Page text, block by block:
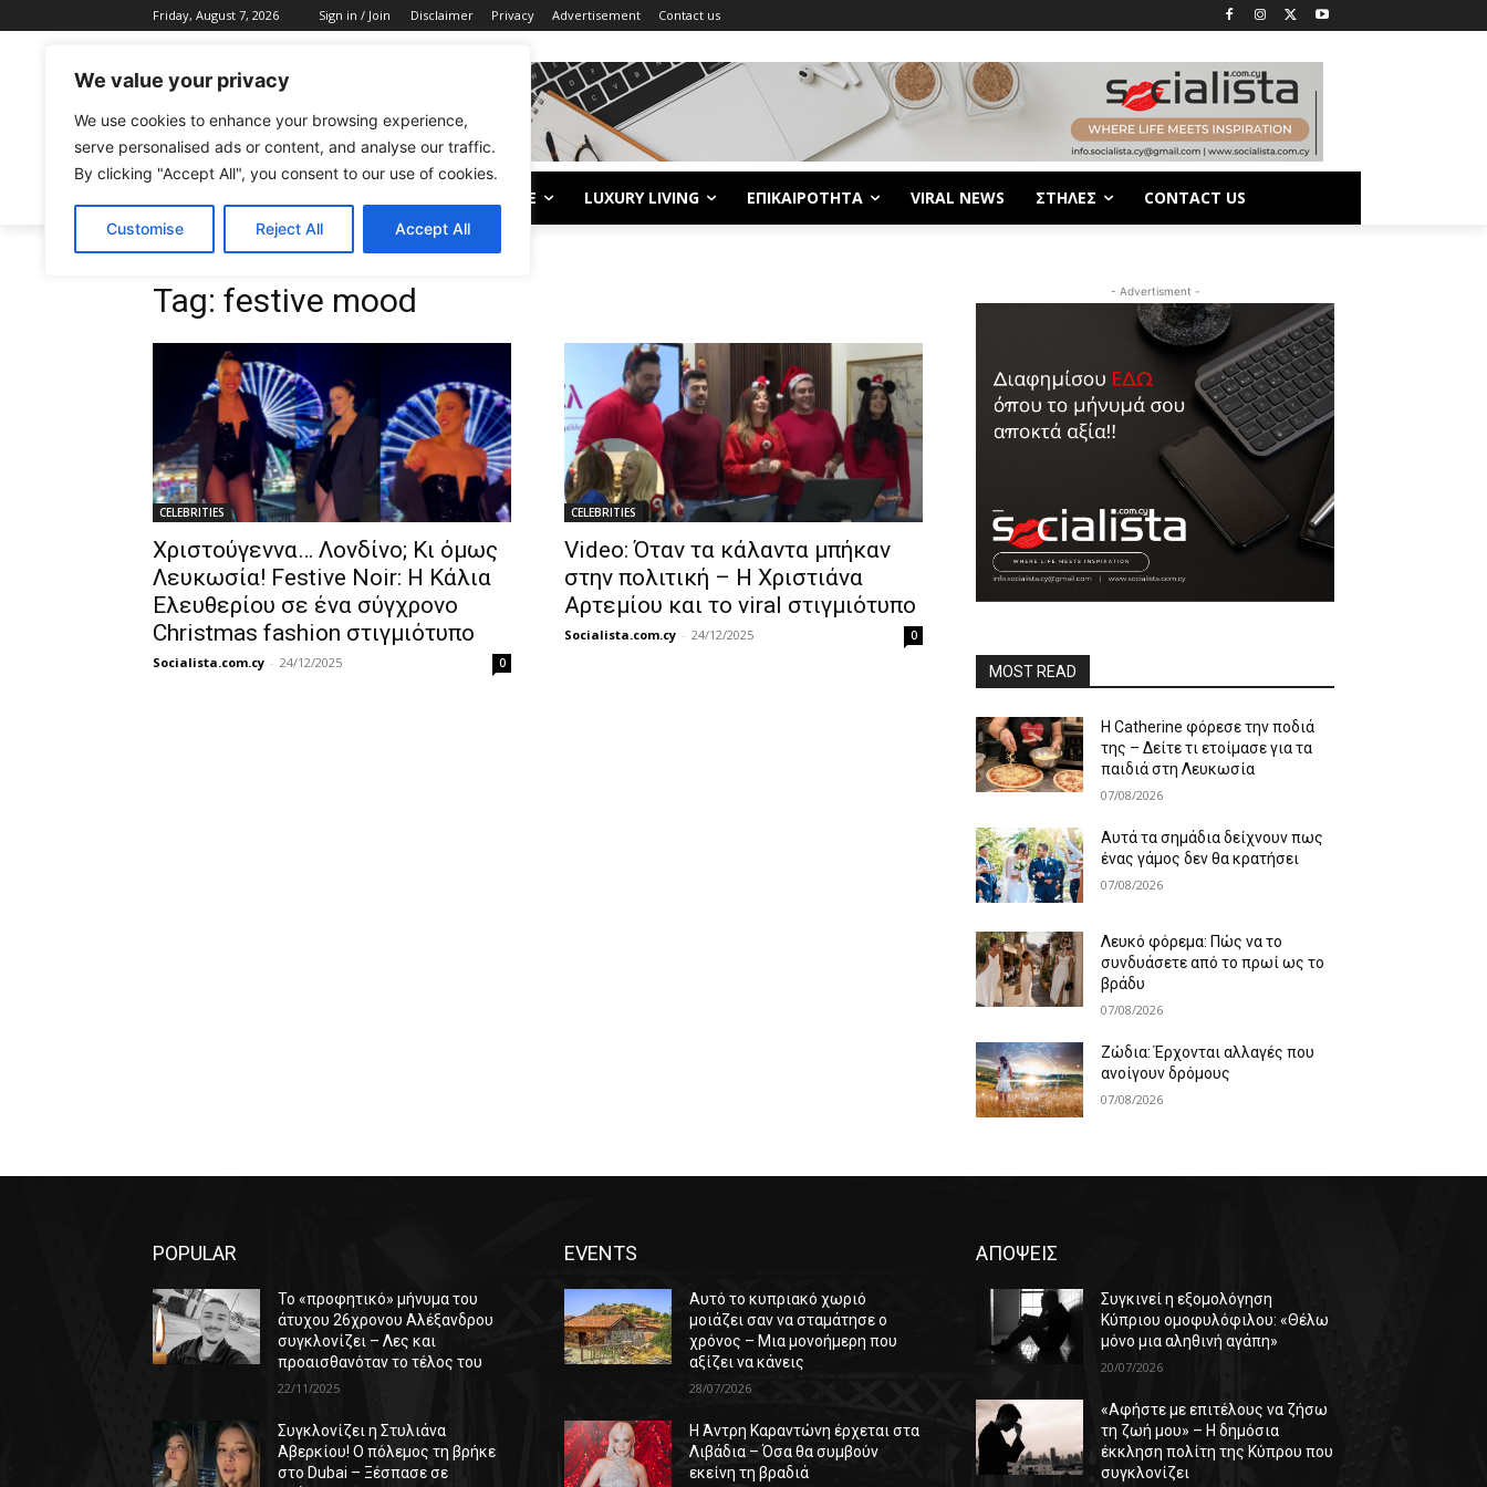
We value your privacy
We use cookies to enhance your browsing experience,
serve personalised ads or content, and analyse our traffic.
By clicking "Accept All", you consent to our use of cookies.
Customise Reject All Accept All
Friday, August 7, 2026 Sign in / Join Disclaimer Privacy Advertisement Contact us
LIFE LUXURY LIVING ΕΠΙΚΑΙΡΟΤΗΤΑ VIRAL NEWS ΣΤΗΛΕΣ CONTACT US
Tags Festive mood
Tag: festive mood
CELEBRITIES
Χριστούγεννα… Λονδίνο; Κι όμως
Λευκωσία! Festive Noir: Η Κάλια
Ελευθερίου σε ένα σύγχρονο
Christmas fashion στιγμιότυπο
Socialista.com.cy - 24/12/2025 0
CELEBRITIES
Video: Όταν τα κάλαντα μπήκαν
στην πολιτική – Η Χριστιάνα
Αρτεμίου και το viral στιγμιότυπο
Socialista.com.cy - 24/12/2025 0
- Advertisment -
MOST READ
Η Catherine φόρεσε την ποδιά
της – Δείτε τι ετοίμασε για τα
παιδιά στη Λευκωσία
07/08/2026
Αυτά τα σημάδια δείχνουν πως
ένας γάμος δεν θα κρατήσει
07/08/2026
Λευκό φόρεμα: Πώς να το
συνδυάσετε από το πρωί ως το
βράδυ
07/08/2026
Ζώδια: Έρχονται αλλαγές που
ανοίγουν δρόμους
07/08/2026
POPULAR
Το «προφητικό» μήνυμα του
άτυχου 26χρονου Αλέξανδρου
συγκλονίζει – Λες και
προαισθανόταν το τέλος του
22/11/2025
Συγκλονίζει η Στυλιάνα
Αβερκίου! Ο πόλεμος τη βρήκε
στο Dubai – Ξέσπασε σε
EVENTS
Αυτό το κυπριακό χωριό
μοιάζει σαν να σταμάτησε ο
χρόνος – Μια μονοήμερη που
αξίζει να κάνεις
28/07/2026
Η Άντρη Καραντώνη έρχεται στα
Λιβάδια – Όσα θα συμβούν
εκείνη τη βραδιά
ΑΠΟΨΕΙΣ
Συγκινεί η εξομολόγηση
Κύπριου ομοφυλόφιλου: «Θέλω
μόνο μια αληθινή αγάπη»
20/07/2026
«Αφήστε με επιτέλους να ζήσω
τη ζωή μου» – Η δημόσια
έκκληση πολίτη της Κύπρου που
συγκλονίζει